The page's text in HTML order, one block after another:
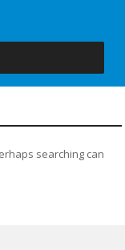
searching can